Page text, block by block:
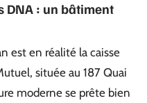
DNA : un bâtiment
est en réalité la caisse
située au 187 Quai
moderne se prête bien